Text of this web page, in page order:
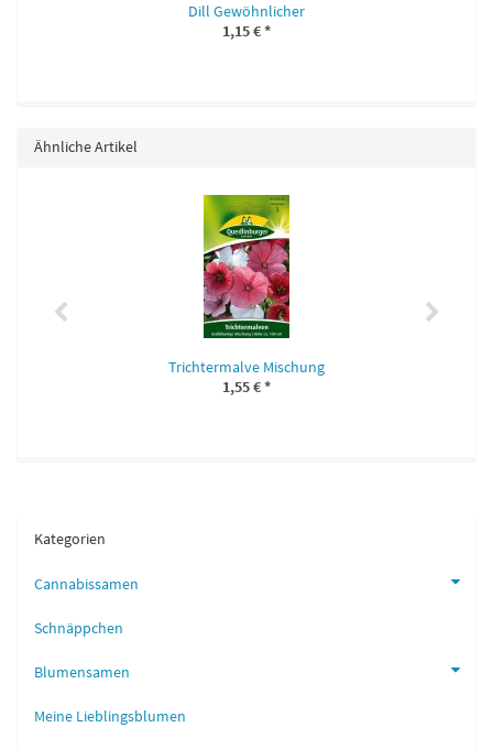
Dill Gewöhnlicher
1,15 €*
Ähnliche Artikel
Trichtermalve Mischung
1,55 €*
Kategorien
Cannabissamen
Schnäppchen
Blumensamen
Meine Lieblingsblumen